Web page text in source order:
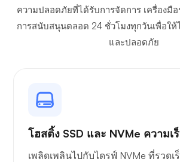
ความปลอดภัยที่ได้รับการจัดการ เครื่องมื
การสนับสนุนตลอด 24 ชั่วโมงทุกวันเพื่อใ
และปลอดภัย
โฮสติ้ง SSD และ NVMe ความเ
เพลิดเพลินไปกับไดรฟ์ NVMe ที่รวดเ